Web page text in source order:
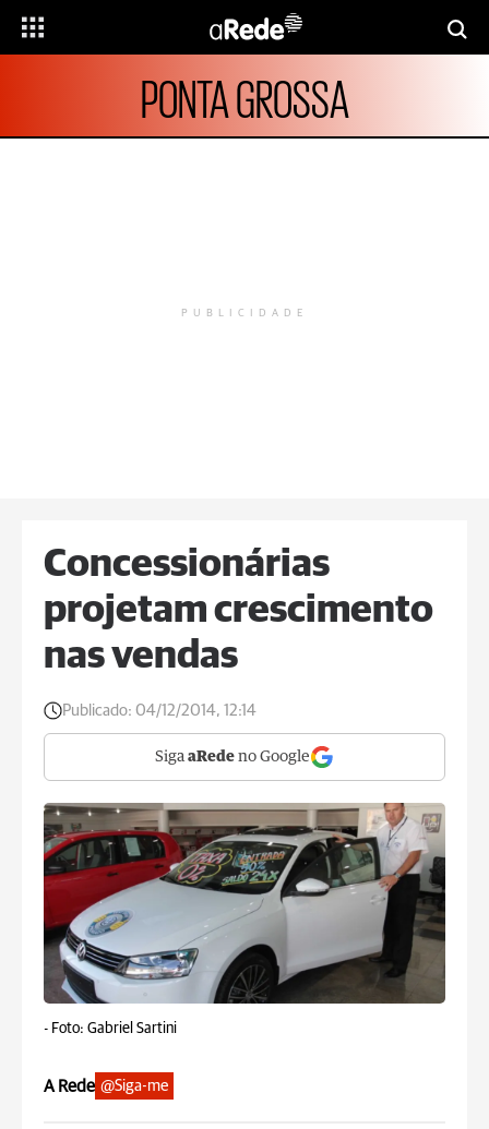
PONTA GROSSA
PUBLICIDADE
Concessionárias
projetam crescimento
nas vendas
Publicado: 04/12/2014, 12:14
Siga aRede no Google
- Foto: Gabriel Sartini
A Rede @Siga-me